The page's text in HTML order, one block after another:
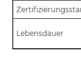
Lebensdauer